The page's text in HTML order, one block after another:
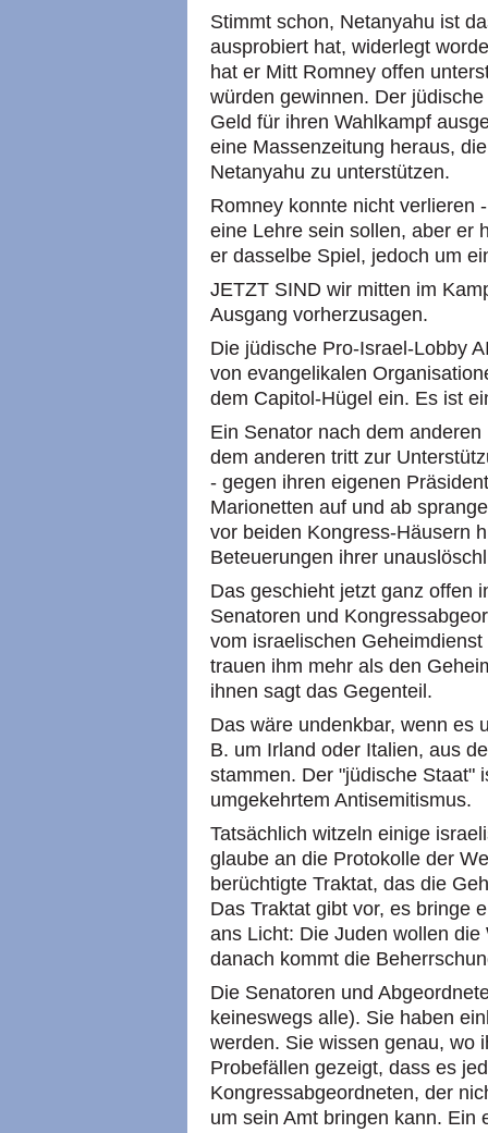
Stimmt schon, Netanyahu ist
ausprobiert hat, widerlegt
hat er Mitt Romney offen
würden gewinnen. Der
Geld für ihren Wahlkampf
eine Massenzeitung heraus,
Netanyahu zu unterstützen.
Romney konnte nicht verlieren
eine Lehre sein sollen, aber er
er dasselbe Spiel, jedoch um
JETZT SIND wir mitten im
Ausgang vorherzusagen.
Die jüdische Pro-Israel-Lobby
von evangelikalen
dem Capitol-Hügel ein. Es ist
Ein Senator nach dem
dem anderen tritt zur
- gegen ihren eigenen
Marionetten auf und ab
vor beiden Kongress-Häusern
Beteuerungen ihrer
Das geschieht jetzt ganz offen
Senatoren und
vom israelischen
trauen ihm mehr als den
ihnen sagt das Gegenteil.
Das wäre undenkbar, wenn es
B. um Irland oder Italien, aus
stammen. Der "jüdische Staat"
umgekehrtem Antisemitismus.
Tatsächlich witzeln einige
glaube an die Protokolle der
berüchtigte Traktat, das die
Das Traktat gibt vor, es bringe
ans Licht: Die Juden wollen
danach kommt die
Die Senatoren und
keineswegs alle). Sie haben
werden. Sie wissen genau, wo
Probefällen gezeigt, dass es
Kongressabgeordneten, der
um sein Amt bringen kann. Ein